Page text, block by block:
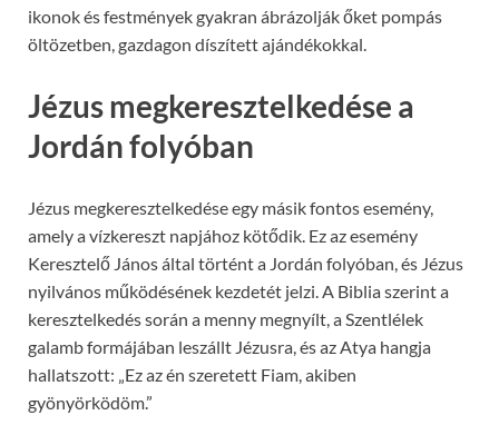
ikonok és festmények gyakran ábrázolják őket pompás
öltözetben, gazdagon díszített ajándékokkal.
Jézus megkeresztelkedése a
Jordán folyóban
Jézus megkeresztelkedése egy másik fontos esemény,
amely a vízkereszt napjához kötődik. Ez az esemény
Keresztelő János által történt a Jordán folyóban, és Jézus
nyilvános működésének kezdetét jelzi. A Biblia szerint a
keresztelkedés során a menny megnyílt, a Szentlélek
galamb formájában leszállt Jézusra, és az Atya hangja
hallatszott: „Ez az én szeretett Fiam, akiben
gyönyörködöm.”